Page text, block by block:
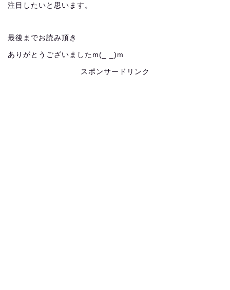
注目したいと思います。
最後までお読み頂き
ありがとうございましたm(_ _)m
スポンサードリンク